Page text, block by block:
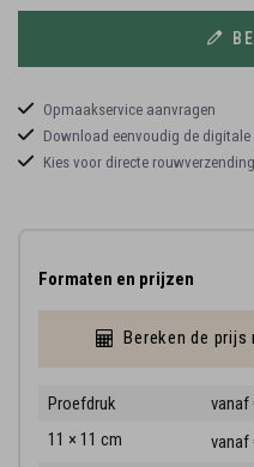
Opmaakservice aanvragen
Download eenvoudig de digitale
Kies voor directe
Formaten en prijzen
Bereken de
Proefdruk
vanaf
11 × 11 cm
vanaf